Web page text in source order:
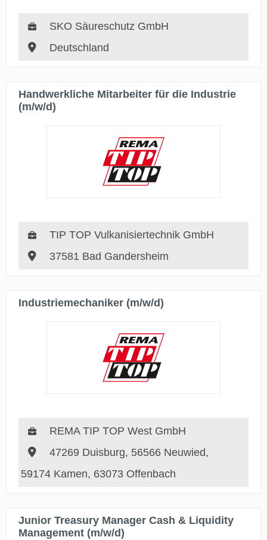
SKO Säureschutz GmbH
Deutschland
Handwerkliche Mitarbeiter für die Industrie
(m/w/d)
TIP TOP Vulkanisiertechnik GmbH
37581 Bad Gandersheim
Industriemechaniker (m/w/d)
REMA TIP TOP West GmbH
47269 Duisburg, 56566 Neuwied,
59174 Kamen, 63073 Offenbach
Junior Treasury Manager Cash & Liquidity
Management (m/w/d)